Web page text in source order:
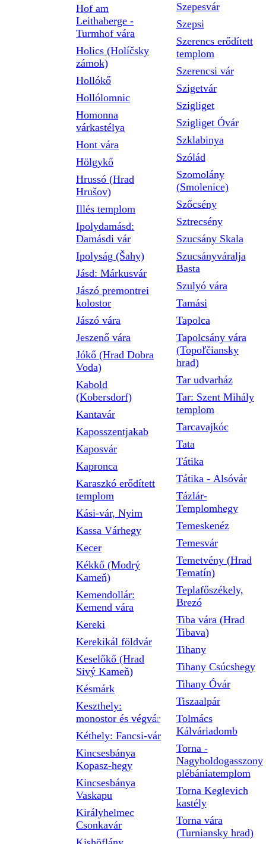
Hof am
Leithaberge -
Turmhof vára
Holics (Holíčsky
zámok)
Hollókő
Hollólomnic
Homonna
várkastélya
Hont vára
Hölgykő
Hrussó (Hrad
Hrušov)
Illés templom
Ipolydamásd:
Damásdi vár
Ipolyság (Šahy)
Jásd: Márkusvár
Jászó premontrei
kolostor
Jászó vára
Jeszenő vára
Jókő (Hrad Dobra
Voda)
Kabold
(Kobersdorf)
Kantavár
Kaposszentjakab
Kaposvár
Kapronca
Karaszkó erődített
templom
Kási-vár, Nyim
Kassa Várhegy
Kecer
Kékkő (Modrý
Kameň)
Kemendollár:
Kemend vára
Kereki
Kerekikál földvár
Keselőkő (Hrad
Sivý Kameň)
Késmárk
Keszthely:
monostor és végvár
Kéthely: Fancsi-vár
Kincsesbánya
Kopasz-hegy
Kincsesbánya
Vaskapu
Királyhelmec
Csonkavár
Szepesvár
Szepsi
Szerencs erődített
templom
Szerencsi vár
Szigetvár
Szigliget
Szigliget Óvár
Szklabinya
Szólád
Szomolány
(Smolenice)
Szőcsény
Sztrecsény
Szucsány Skala
Szucsányváralja
Basta
Szulyó vára
Tamási
Tapolca
Tapolcsány vára
(Topoľčiansky
hrad)
Tar udvarház
Tar: Szent Mihály
templom
Tarcavajkóc
Tata
Tátika
Tátika - Alsóvár
Tázlár-
Templomhegy
Temeskenéz
Temesvár
Temetvény (Hrad
Tematín)
Teplafőszékely,
Brezó
Tiba vára (Hrad
Tibava)
Tihany
Tihany Csúcshegy
Tihany Óvár
Tiszaalpár
Tolmács
Kálváriadomb
Torna -
Nagyboldogasszony
plébániatemplom
Torna Keglevich
kastély
Torna vára
(Turniansky hrad)